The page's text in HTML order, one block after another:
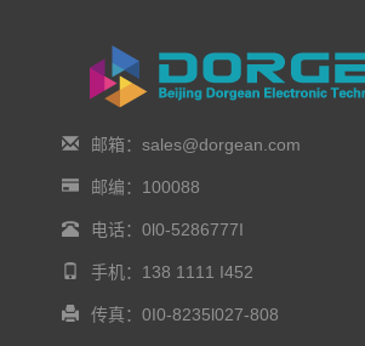
邮箱：sales@dorgean.com
邮编：100088
电话：0l0-5286777I
手机：138 1111 I452
传真：0I0-8235l027-808